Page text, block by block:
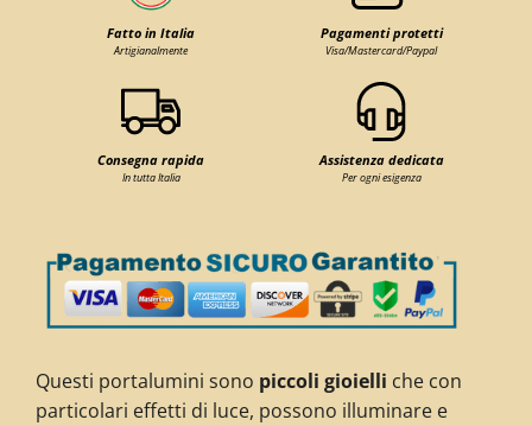
Fatto in Italia
Artigianalmente
Pagamenti protetti
Visa/Mastercard/Paypal
Consegna rapida
In tutta Italia
Assistenza dedicata
Per ogni esigenza
Questi portalumini sono piccoli gioielli che con
particolari effetti di luce, possono illuminare e